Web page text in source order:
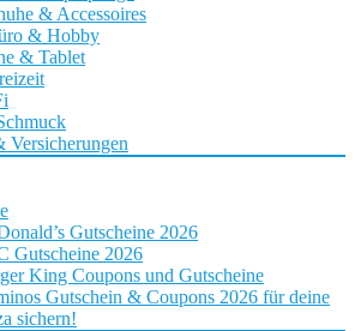
& Accessoires
& Hobby
& Tablet
Versicherungen
Gutscheine 2026
Gutscheine 2026
King Coupons und Gutscheine
Gutschein & Coupons 2026 für deine
sichern!